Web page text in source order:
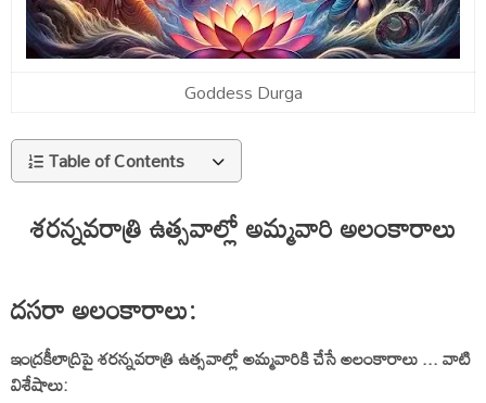
Goddess Durga
Table of Contents
శరన్నవరాత్రి ఉత్సవాల్లో అమ్మవారి అలంకారాలు
దసరా అలంకారాలు:
ఇంద్రకీలాద్రిపై శరన్నవరాత్రి ఉత్సవాల్లో అమ్మవారికి చేసే అలంకారాలు ... వాటి
విశేషాలు: